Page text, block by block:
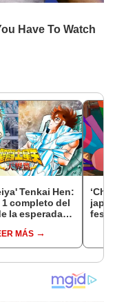
Tenkai Hen:
completo del
la esperada
MÁS